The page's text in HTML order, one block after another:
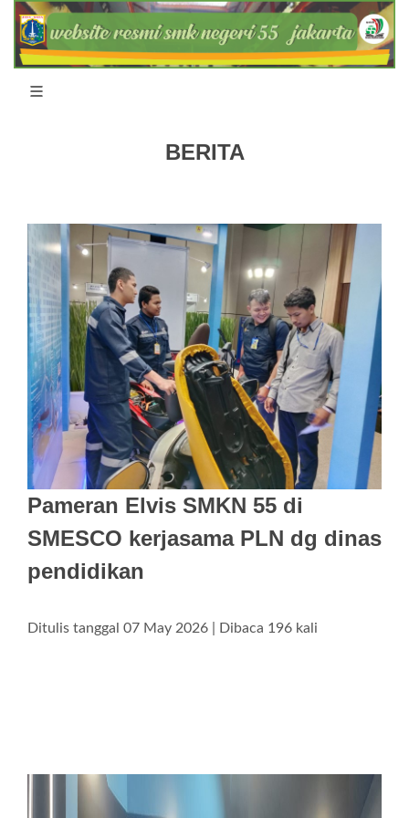
BERITA
Pameran Elvis SMKN 55 di
SMESCO kerjasama PLN dg dinas
pendidikan
Ditulis tanggal 07 May 2026 | Dibaca 196 kali